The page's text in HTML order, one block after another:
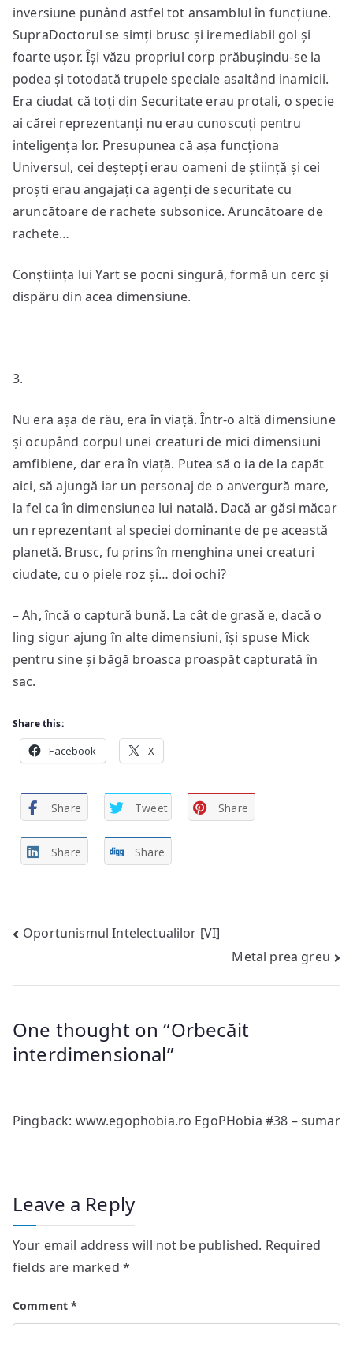
inversiune punând astfel tot ansamblul în funcțiune.
SupraDoctorul se simți brusc și iremediabil gol și
foarte ușor. Își văzu propriul corp prăbușindu-se la
podea și totodată trupele speciale asaltând inamicii.
Era ciudat că toți din Securitate erau protali, o specie
ai cărei reprezentanți nu erau cunoscuți pentru
inteligența lor. Presupunea că așa funcționa
Universul, cei deștepți erau oameni de știință și cei
proști erau angajați ca agenți de securitate cu
aruncătoare de rachete subsonice. Aruncătoare de
rachete…
Conștiința lui Yart se pocni singură, formă un cerc și
dispăru din acea dimensiune.
3.
Nu era așa de rău, era în viață. Într-o altă dimensiune
și ocupând corpul unei creaturi de mici dimensiuni
amfibiene, dar era în viață. Putea să o ia de la capăt
aici, să ajungă iar un personaj de o anvergură mare,
la fel ca în dimensiunea lui natală. Dacă ar găsi măcar
un reprezentant al speciei dominante de pe această
planetă. Brusc, fu prins în menghina unei creaturi
ciudate, cu o piele roz și… doi ochi?
– Ah, încă o captură bună. La cât de grasă e, dacă o
ling sigur ajung în alte dimensiuni, își spuse Mick
pentru sine și băgă broasca proaspăt capturată în
sac.
Share this:
Facebook X
Share Tweet Share
Share Share
Post
Oportunismul Intelectualilor [VI]
Metal prea greu
One thought on “Orbecăit
interdimensional”
Pingback: www.egophobia.ro EgoPHobia #38 – sumar
Leave a Reply
Your email address will not be published. Required
fields are marked *
Comment*